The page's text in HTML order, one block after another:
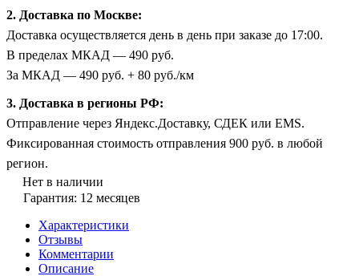
2. Доставка по Москве:
Доставка осуществляется день в день при заказе до 17:00.
В пределах МКАД — 490 руб.
За МКАД — 490 руб. + 80 руб./км
3. Доставка в регионы РФ:
Отправление через Яндекс.Доставку, СДЕК или EMS.
Фиксированная стоимость отправления 900 руб. в любой
регион.
Нет в наличии
Гарантия: 12 месяцев
Характеристики
Отзывы
Комментарии
Описание